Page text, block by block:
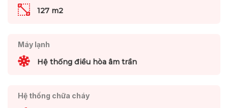
127 m2
Máy lạnh
Hệ thống điều hòa âm trần
Hệ thống chữa cháy